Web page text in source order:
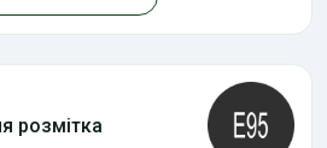
розмітка